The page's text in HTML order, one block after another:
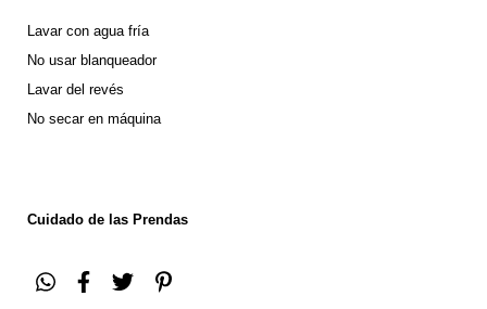
Lavar con agua fría
No usar blanqueador
Lavar del revés
No secar en máquina
Cuidado de las Prendas